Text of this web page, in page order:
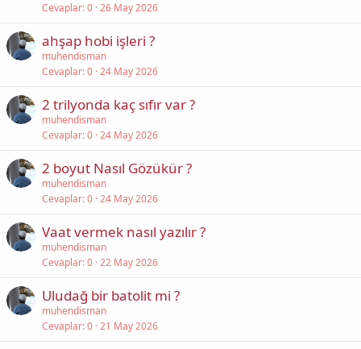
Cevaplar 0 26 May 2026
ahşap hobi işleri ?
muhendisman
Cevaplar 0 24 May 2026
2 trilyonda kaç sıfır var ?
muhendisman
Cevaplar 0 24 May 2026
2 boyut Nasıl Gözükür ?
muhendisman
Cevaplar 0 24 May 2026
Vaat vermek nasıl yazılır ?
muhendisman
Cevaplar 0 22 May 2026
Uludağ bir batolit mi ?
muhendisman
Cevaplar 0 21 May 2026